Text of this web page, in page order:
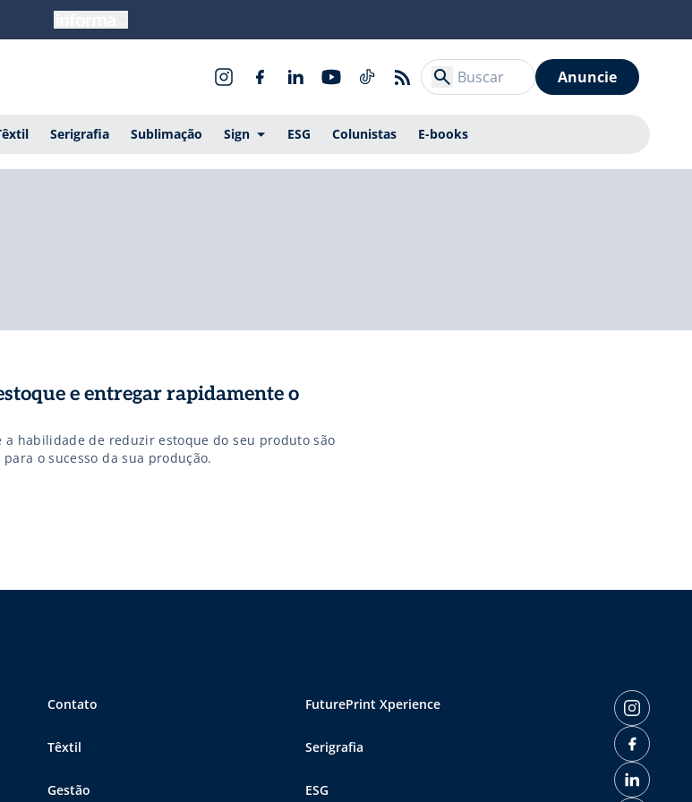
Anuncie
Serigrafia Sublimação Sign ESG Colunistas E-books
e entregar rapidamente o
a habilidade de reduzir estoque do seu produto são
o sucesso da sua produção.
Contato FuturePrint Xperience
Têxtil Serigrafia
Gestão ESG